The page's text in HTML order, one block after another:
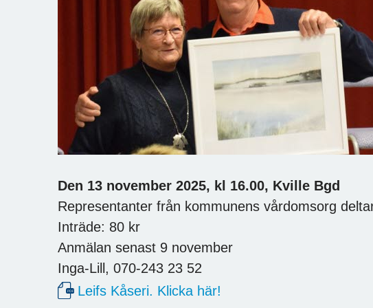
Den 13 november 2025, kl 16.00, Kville Bgd
Representanter från kommunens vårdomsorg
Inträde: 80 kr
Anmälan senast 9 november
Inga-Lill, 070-243 23 52
Leifs Kåseri. Klicka här!